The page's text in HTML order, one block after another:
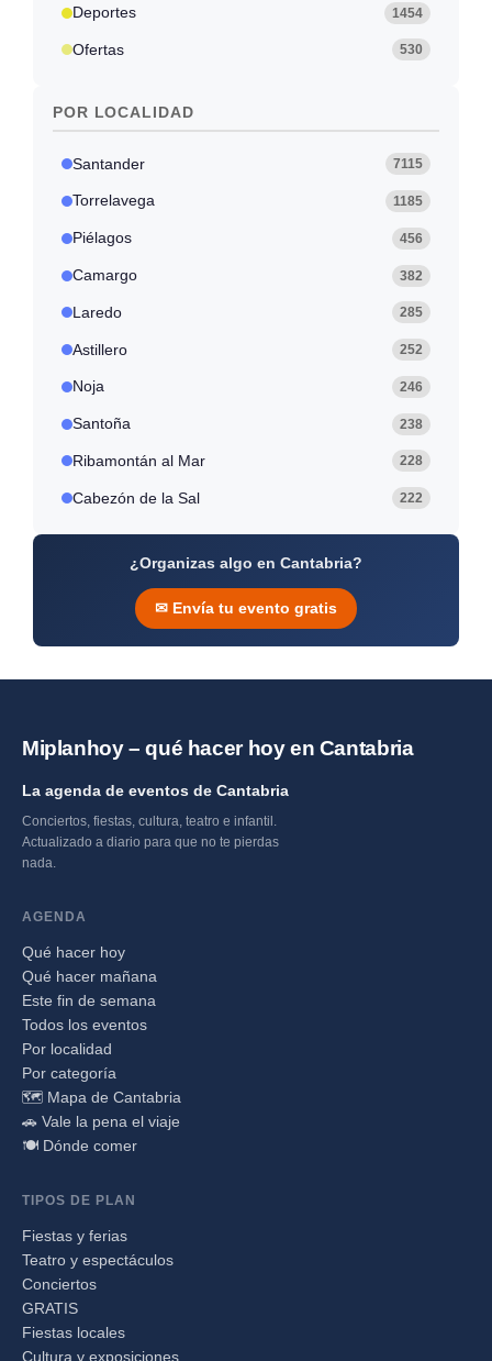
Deportes 1454
Ofertas 530
POR LOCALIDAD
Santander 7115
Torrelavega 1185
Piélagos 456
Camargo 382
Laredo 285
Astillero 252
Noja 246
Santoña 238
Ribamontán al Mar 228
Cabezón de la Sal 222
¿Organizas algo en Cantabria?
✉ Envía tu evento gratis
Miplanhoy – qué hacer hoy en Cantabria
La agenda de eventos de Cantabria
Conciertos, fiestas, cultura, teatro e infantil.
Actualizado a diario para que no te pierdas
nada.
AGENDA
Qué hacer hoy
Qué hacer mañana
Este fin de semana
Todos los eventos
Por localidad
Por categoría
🗺️ Mapa de Cantabria
🚗 Vale la pena el viaje
🍽️ Dónde comer
TIPOS DE PLAN
Fiestas y ferias
Teatro y espectáculos
Conciertos
GRATIS
Fiestas locales
Cultura y exposiciones